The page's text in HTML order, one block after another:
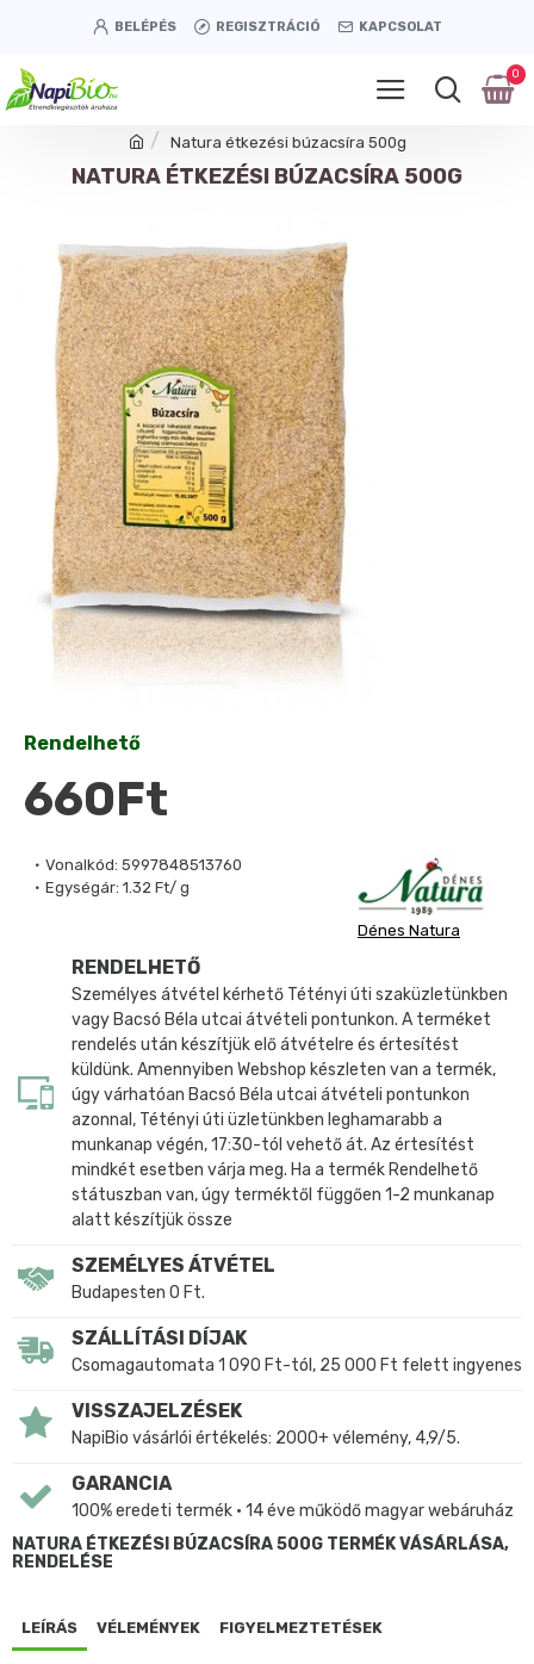
BELÉPÉS REGISZTRÁCIÓ KAPCSOLAT
0
Natura étkezési búzacsíra 500g
NATURA ÉTKEZÉSI BÚZACSÍRA 500G
Vonalkód: 5997848513760
Egységár: 1.32 Ft/ g
Dénes Natura
Rendelhető
660Ft
RENDELHETŐ
Személyes átvétel kérhető Tétényi úti szaküzletünkben
vagy Bacsó Béla utcai átvételi pontunkon. A terméket
rendelés után készítjük elő átvételre és értesítést
küldünk. Amennyiben Webshop készleten van a termék,
úgy várhatóan Bacsó Béla utcai átvételi pontunkon
azonnal, Tétényi úti üzletünkben leghamarabb a
munkanap végén, 17:30-tól vehető át. Az értesítést
mindkét esetben várja meg. Ha a termék Rendelhető
státuszban van, úgy terméktől függően 1-2 munkanap
alatt készítjük össze
SZEMÉLYES ÁTVÉTEL
Budapesten 0 Ft.
SZÁLLÍTÁSI DÍJAK
Csomagautomata 1 090 Ft-tól, 25 000 Ft felett ingyenes
VISSZAJELZÉSEK
NapiBio vásárlói értékelés: 2000+ vélemény, 4,9/5.
GARANCIA
100% eredeti termék • 14 éve működő magyar webáruház
NATURA ÉTKEZÉSI BÚZACSÍRA 500G TERMÉK VÁSÁRLÁSA,
RENDELÉSE
LEÍRÁS VÉLEMÉNYEK FIGYELMEZTETÉSEK